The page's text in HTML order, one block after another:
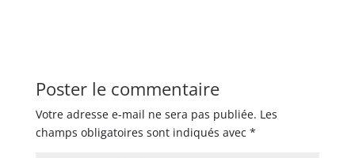
Poster le commentaire
Votre adresse e-mail ne sera pas publiée. Les
champs obligatoires sont indiqués avec *